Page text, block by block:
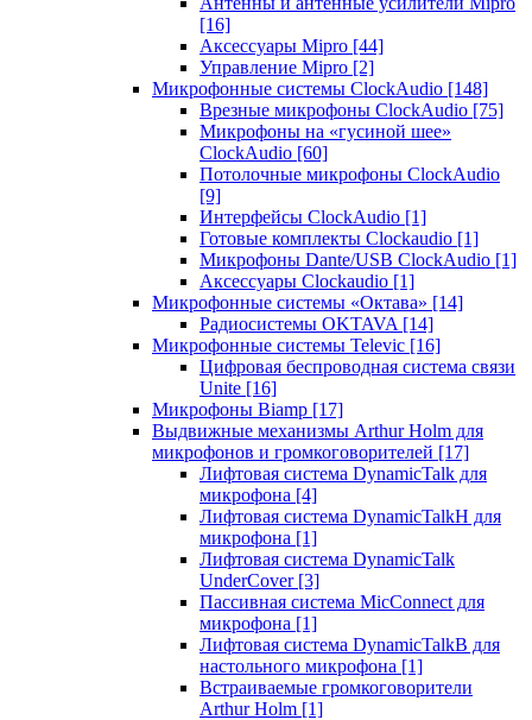
[16]
Аксессуары Mipro [44]
Управление Mipro [2]
Микрофонные системы ClockAudio [148]
Врезные микрофоны ClockAudio [75]
Микрофоны на «гусиной шее»
ClockAudio [60]
Потолочные микрофоны ClockAudio
[9]
Интерфейсы ClockAudio [1]
Готовые комплекты Clockaudio [1]
Микрофоны Dante/USB ClockAudio [1]
Аксессуары Clockaudio [1]
Микрофонные системы «Октава» [14]
Радиосистемы OKTAVA [14]
Микрофонные системы Televic [16]
Цифровая беспроводная система связи
Unite [16]
Микрофоны Biamp [17]
Выдвижные механизмы Arthur Holm для
микрофонов и громкоговорителей [17]
Лифтовая система DynamicTalk для
микрофона [4]
Лифтовая система DynamicTalkH для
микрофона [1]
Лифтовая система DynamicTalk
UnderCover [3]
Пассивная система MicConnect для
микрофона [1]
Лифтовая система DynamicTalkB для
настольного микрофона [1]
Встраиваемые громкоговорители
Arthur Holm [1]